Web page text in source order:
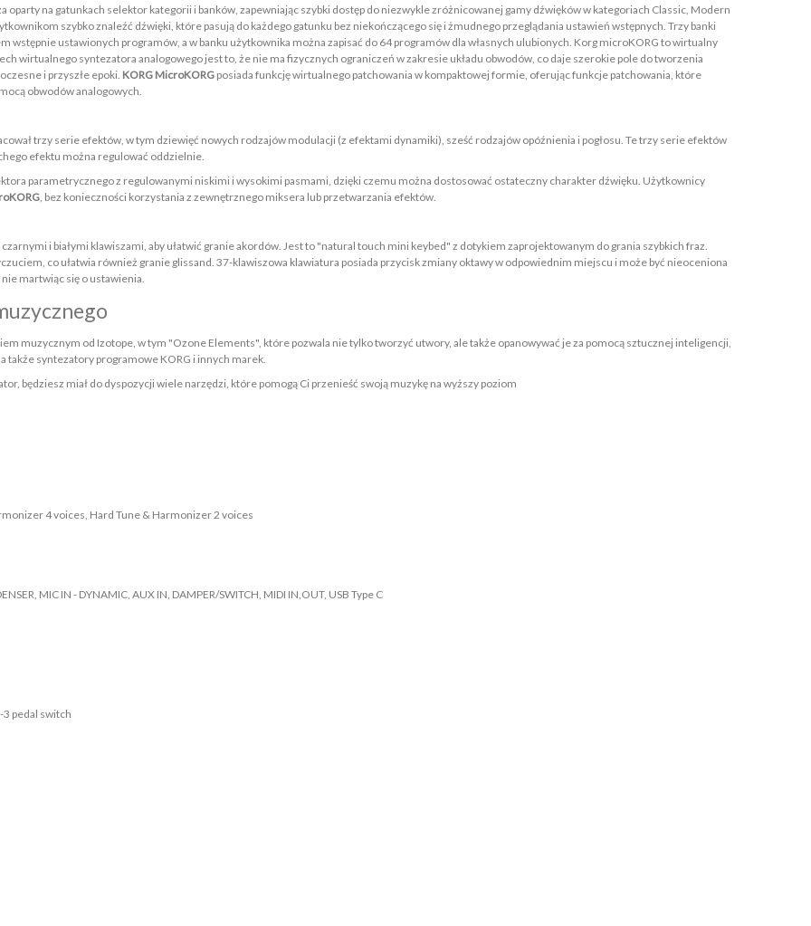
oparty na gatunkach selektor kategorii i banków, zapewniając szybki dostęp do niezwykle zróżnicowanej gamy dźwięków w kategoriach Classic, Modern
szybko znaleźć dźwięki, które pasują do każdego gatunku bez niekończącego się i żmudnego przeglądania ustawień wstępnych. Trzy banki
ustawionych programów, a w banku użytkownika można zapisać do 64 programów dla własnych ulubionych. Korg microKORG to wirtualny
wirtualnego syntezatora analogowego jest to, że nie ma fizycznych ograniczeń w zakresie układu obwodów, co daje szerokie pole do tworzenia
i przyszłe epoki. KORG MicroKORG posiada funkcję wirtualnego patchowania w kompaktowej formie, oferując funkcje patchowania, które
obwodów analogowych.
trzy serie efektów, w tym dziewięć nowych rodzajów modulacji (z efektami dynamiki), sześć rodzajów opóźnienia i pogłosu. Te trzy serie efektów
efektu można regulować oddzielnie.
parametrycznego z regulowanymi niskimi i wysokimi pasmami, dzięki czemu można dostosować ostateczny charakter dźwięku. Użytkownicy
, bez konieczności korzystania z zewnętrznego miksera lub przetwarzania efektów.
i białymi klawiszami, aby ułatwić granie akordów. Jest to "natural touch mini keybed" z dotykiem zaprojektowanym do grania szybkich fraz.
co ułatwia również granie glissand. 37-klawiszowa klawiatura posiada przycisk zmiany oktawy w odpowiednim miejscu i może być nieoceniona
martwiąc się o ustawienia.
muzycznym od Izotope, w tym "Ozone Elements", które pozwala nie tylko tworzyć utwory, ale także opanowywać je za pomocą sztucznej inteligencji,
także syntezatory programowe KORG i innych marek.
będziesz miał do dyspozycji wiele narzędzi, które pomogą Ci przenieść swoją muzykę na wyższy poziom
4 voices, Hard Tune & Harmonizer 2 voices
MIC IN - DYNAMIC, AUX IN, DAMPER/SWITCH, MIDI IN,OUT, USB Type C
3 pedal switch